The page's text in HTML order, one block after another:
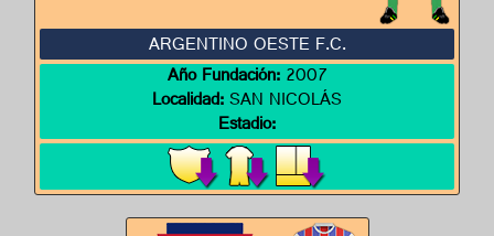
ARGENTINO OESTE F.C.
Año Fundación:2007
Localidad:SAN NICOLÁS
Estadio: